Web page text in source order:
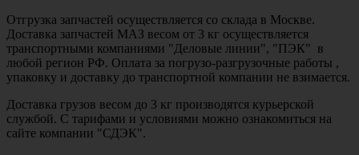
Отгрузка запчастей осуществляется со склада в Москве.
Доставка запчастей МАЗ весом от 3 кг осуществляется
транспортными компаниями "Деловые линии", "ПЭК" в
любой регион РФ. Оплата за погрузо-разгрузочные работы ,
упаковку и доставку до транспортной компании не взимается.
Доставка грузов весом до 3 кг производятся курьерской
службой. С тарифами и условиями можно ознакомиться на
сайте компании "СДЭК".